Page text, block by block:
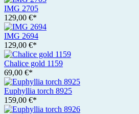
IMG 2705
129,00 €*
IMG 2694
129,00 €*
Chalice gold 1159
69,00 €*
Euphyllia torch 8925
159,00 €*